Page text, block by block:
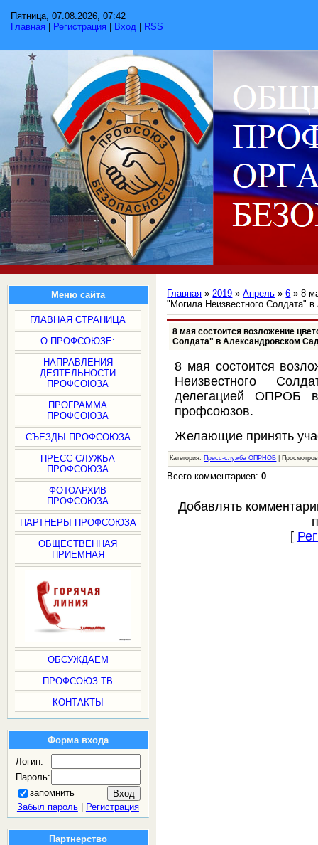
Пятница, 07.08.2026, 07:42
Главная
Регистрация Вход RSS
Меню сайта
ГЛАВНАЯ СТРАНИЦА
О ПРОФСОЮЗЕ:
НАПРАВЛЕНИЯ
ДЕЯТЕЛЬНОСТИ
ПРОФСОЮЗА
ПРОГРАММА
ПРОФСОЮЗА
СЪЕЗДЫ ПРОФСОЮЗА
ПРЕСС-СЛУЖБА
ПРОФСОЮЗА
ФОТОАРХИВ
ПРОФСОЮЗА
ПАРТНЕРЫ ПРОФСОЮЗА
ОБЩЕСТВЕННАЯ
ПРИЕМНАЯ
ОБСУЖДАЕМ
ПРОФСОЮЗ ТВ
КОНТАКТЫ
Форма входа
Логин:
Пароль:
запомнить
Забыл пароль| Регистрация
Партнерство
Главная »2019 » Апрель » 6 » 8
"Могила Неизвестного Солдата"
8 мая состоится возложение
Солдата" в Александровском
8 мая состоится
Неизвестного
делегацией ОПРОБ в
профсоюзов.
Желающие принять
Категория: Пресс-служба ОПРНОБ |
Всего комментариев:0
Добавлять
[